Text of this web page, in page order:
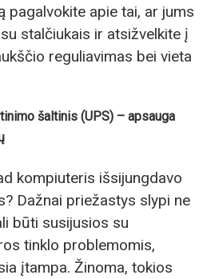
pagalvokite apie tai, ar jums
stalčiukais ir atsižvelkite į
reguliavimas bei vieta
šaltinis (UPS) – apsauga
kompiuteris išsijungdavo
Dažnai priežastys slypi ne
būti susijusios su
tinklo problemomis,
įtampa. Žinoma, tokios